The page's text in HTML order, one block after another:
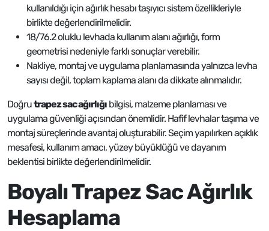
kullanıldığı için ağırlık hesabı taşıyıcı sistem özellikleriyle
birlikte değerlendirilmelidir.
18/76.2 oluklu levhada kullanım alanı ağırlığı, form
geometrisi nedeniyle farklı sonuçlar verebilir.
Nakliye, montaj ve uygulama planlamasında yalnızca levha
sayısı değil, toplam kaplama alanı da dikkate alınmalıdır.
Doğrutrapez sac ağırlığı bilgisi, malzeme planlaması ve
uygulama güvenliği açısından önemlidir. Hafif levhalar taşıma ve
montaj süreçlerinde avantaj oluşturabilir. Seçim yapılırken açıklık
mesafesi, kullanım amacı, yüzey büyüklüğü ve dayanım
beklentisi birlikte değerlendirilmelidir.
Boyalı Trapez Sac Ağırlık
Hesaplama​